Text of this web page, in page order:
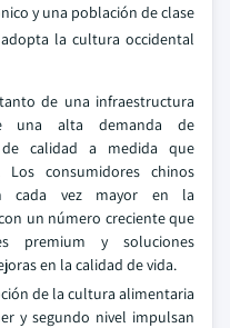
y una población de clase
la cultura occidental
de una infraestructura
una alta demanda de
de calidad a medida que
consumidores chinos
cada vez mayor en la
un número creciente que
premium y soluciones
en la calidad de vida.
de la cultura alimentaria
y segundo nivel impulsan